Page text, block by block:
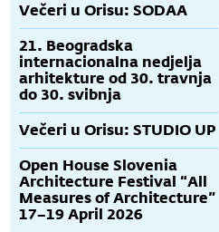
Večeri u Orisu: SODAA
21. Beogradska
internacionalna nedjelja
arhitekture od 30. travnja
do 30. svibnja
Večeri u Orisu: STUDIO UP
Open House Slovenia
Architecture Festival “All
Measures of Architecture”
17–19 April 2026